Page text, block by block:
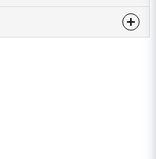
likadan fast med
produkt...